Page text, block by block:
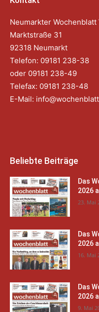
Neumarkter
Marktstraße 31
92318 Neumarkt
Telefon: 09181 238-38
oder 09181 238-49
Telefax: 09181 238-48
E-Mail:
Beliebte Beiträge
Das
2026
23. Mai
Das
2026
16. Mai
Das
2026
9. Mai